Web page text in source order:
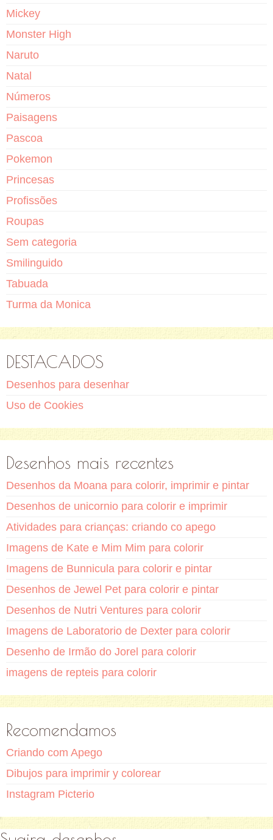
Mickey
Monster High
Naruto
Natal
Números
Paisagens
Pascoa
Pokemon
Princesas
Profissões
Roupas
Sem categoria
Smilinguido
Tabuada
Turma da Monica
DESTACADOS
Desenhos para desenhar
Uso de Cookies
Desenhos mais recentes
Desenhos da Moana para colorir, imprimir e pintar
Desenhos de unicornio para colorir e imprimir
Atividades para crianças: criando co apego
Imagens de Kate e Mim Mim para colorir
Imagens de Bunnicula para colorir e pintar
Desenhos de Jewel Pet para colorir e pintar
Desenhos de Nutri Ventures para colorir
Imagens de Laboratorio de Dexter para colorir
Desenho de Irmão do Jorel para colorir
imagens de repteis para colorir
Recomendamos
Criando com Apego
Dibujos para imprimir y colorear
Instagram Picterio